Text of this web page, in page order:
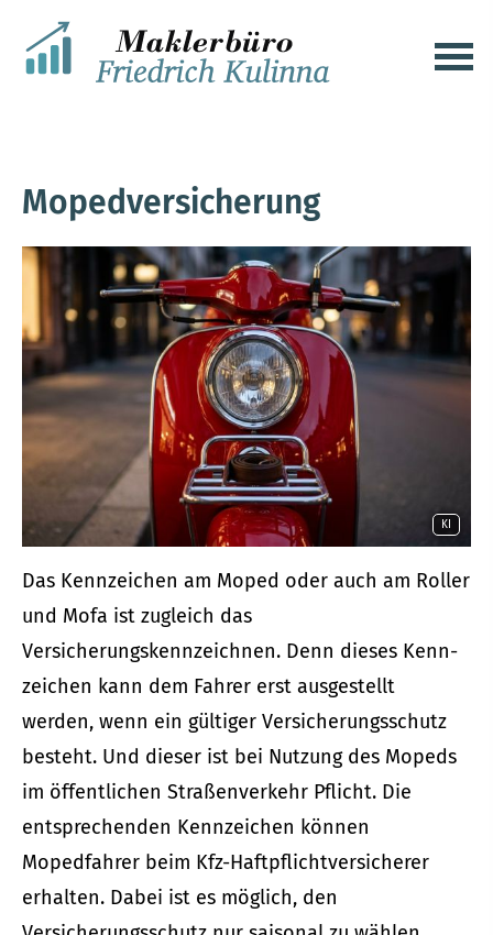
Mopedversicherung
KI
Das Kenn­zeichen am Moped oder auch am Roller
und Mofa ist zugleich das
Versicherungskennzeichnen. Denn dieses Kenn­
zeichen kann dem Fahrer erst ausgestellt
werden, wenn ein gültiger Versicherungsschutz
besteht. Und dieser ist bei Nutzung des Mopeds
im öffentlichen Straßenverkehr Pflicht. Die
entsprechenden Kenn­zeichen können
Mopedfahrer beim Kfz-Haft­pflichtversicherer
erhalten. Dabei ist es möglich, den